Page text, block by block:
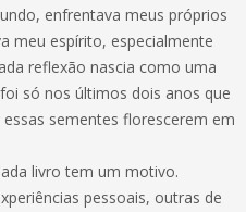
enfrentava meus próprios
meu espírito, especialmente
reflexão nascia como uma
só nos últimos dois anos que
sementes florescerem em
livro tem um motivo.
pessoais, outras de